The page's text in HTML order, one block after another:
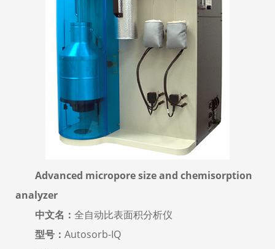
Advanced micropore size and chemisorption
analyzer
中文名：全自动比表面积分析仪
型号：Autosorb-IQ